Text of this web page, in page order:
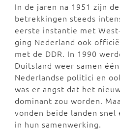
In de jaren na 1951 zijn
betrekkingen steeds
eerste instantie met
ging Nederland ook
met de DDR. In 1990
Duitsland weer samen
Nederlandse politici en
was er angst dat het
dominant zou worden.
vonden beide landen
in hun samenwerking.